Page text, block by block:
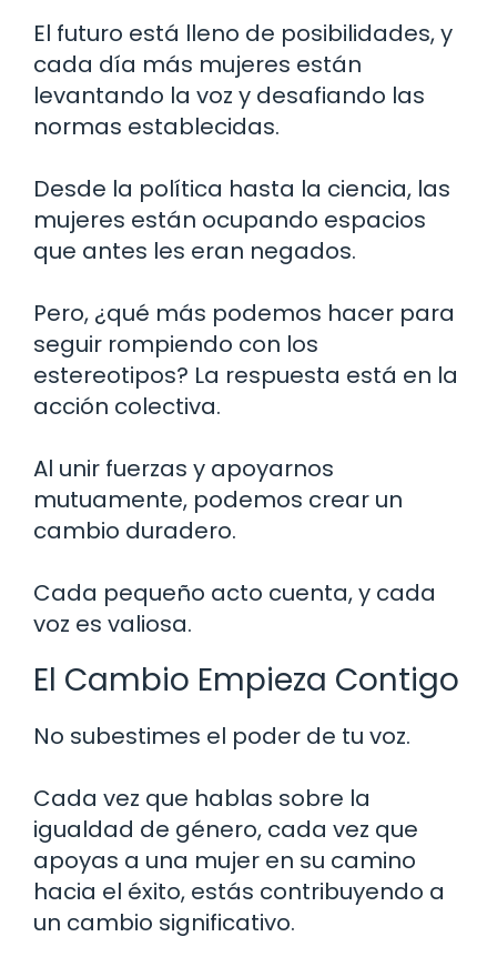
El futuro está lleno de posibilidades, y
cada día más mujeres están
levantando la voz y desafiando las
normas establecidas.
Desde la política hasta la ciencia, las
mujeres están ocupando espacios
que antes les eran negados.
Pero, ¿qué más podemos hacer para
seguir rompiendo con los
estereotipos? La respuesta está en la
acción colectiva.
Al unir fuerzas y apoyarnos
mutuamente, podemos crear un
cambio duradero.
Cada pequeño acto cuenta, y cada
voz es valiosa.
El Cambio Empieza Contigo
No subestimes el poder de tu voz.
Cada vez que hablas sobre la
igualdad de género, cada vez que
apoyas a una mujer en su camino
hacia el éxito, estás contribuyendo a
un cambio significativo.